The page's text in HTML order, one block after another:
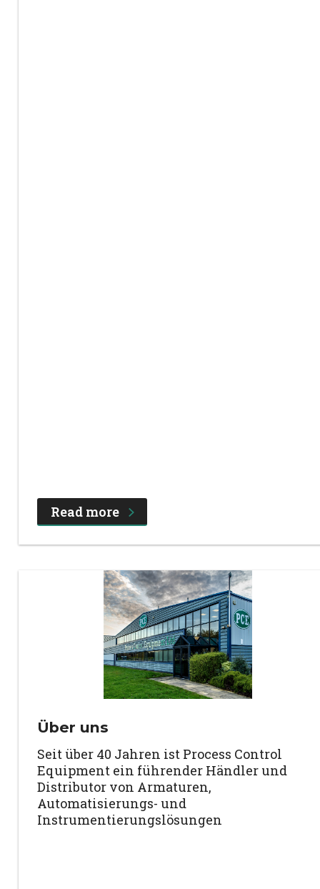
Read more
Über uns
Seit über 40 Jahren ist Process Control
Equipment ein führender Händler und
Distributor von Armaturen,
Automatisierungs- und
Instrumentierungslösungen